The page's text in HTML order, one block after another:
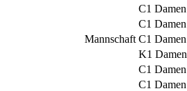
C1 Damen
C1 Damen
Mannschaft C1 Damen
K1 Damen
C1 Damen
C1 Damen